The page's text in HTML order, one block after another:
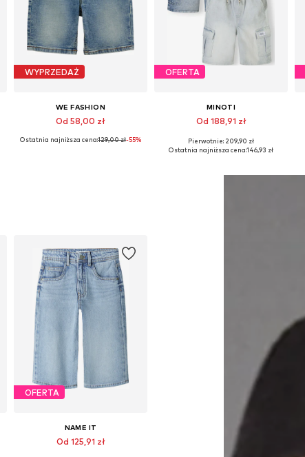
WYPRZEDAŻ
WE FASHION
Od 58,00 zł
Dostępne w różnych rozmiarach
Ostatnia najniższa cena:129,00 zł-55%
OFERTA
MINOTI
Od 188,91 zł
Dostępne w różnych rozmiarach
Pierwotnie: 209,90 zł
Ostatnia najniższa cena:146,93 zł
OFERTA
NAME IT
Od 125,91 zł